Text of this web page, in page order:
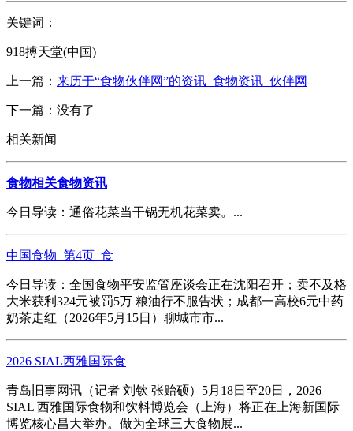
关键词：
918搏天堂(中国)
上一篇： 来历于“食物伙伴网”的资讯_食物资讯_伙伴网
下一篇：没有了
相关新闻
食物相关食物资讯
今日导读：通俗花菜当干锅无机花菜卖。...
中国食物_第4页_食
今日导读：全国食物平安监管座谈会正在沈阳召开；卖不及格
大米获利324元被罚5万 粮油行不服告状；成都一高校6元中药
奶茶走红（2026年5月15日）聊城市市...
2026 SIAL西雅国际食
青岛旧事网讯（记者 刘钦 张贻硕）5月18日至20日，2026
SIAL 西雅国际食物和饮料博览会（上海）将正在上海新国际
博览核心昌大举办。做为全球三大食物展...